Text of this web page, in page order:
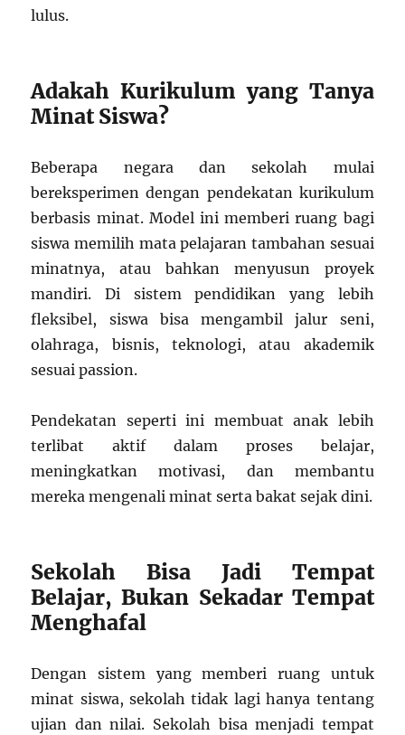
lulus.
Adakah Kurikulum yang Tanya
Minat Siswa?
Beberapa negara dan sekolah mulai
bereksperimen dengan pendekatan kurikulum
berbasis minat. Model ini memberi ruang bagi
siswa memilih mata pelajaran tambahan sesuai
minatnya, atau bahkan menyusun proyek
mandiri. Di sistem pendidikan yang lebih
fleksibel, siswa bisa mengambil jalur seni,
olahraga, bisnis, teknologi, atau akademik
sesuai passion.
Pendekatan seperti ini membuat anak lebih
terlibat aktif dalam proses belajar,
meningkatkan motivasi, dan membantu
mereka mengenali minat serta bakat sejak dini.
Sekolah Bisa Jadi Tempat
Belajar, Bukan Sekadar Tempat
Menghafal
Dengan sistem yang memberi ruang untuk
minat siswa, sekolah tidak lagi hanya tentang
ujian dan nilai. Sekolah bisa menjadi tempat